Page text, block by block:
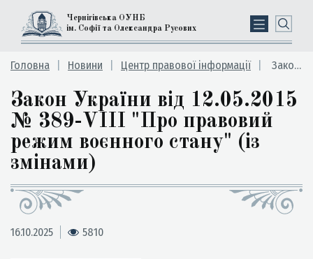
Чернігівська ОУНБ
ім. Софії та Олександра Русових
Головна Новини Центр правової інформації Закон України від 12.05.2015 № 389-VIII "Про правовий режим воєнного стану" (із змінами)
Закон України від 12.05.2015
№ 389-VIII "Про правовий
режим воєнного стану" (із
змінами)
16.10.2025 5810